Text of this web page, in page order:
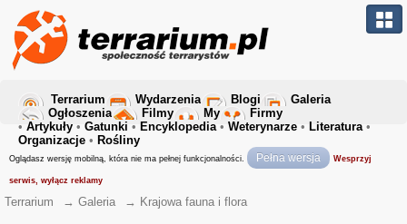
Terrarium Wydarzenia Blogi
Galeria
Ogłoszenia
Filmy My
Firmy
• Artykuły • Gatunki • Encyklopedia• Weterynarze • Literatura•
Organizacje • Rośliny
Oglądasz wersję mobilną, która nie ma pełnej funkcjonalności. Pełna wersja Wesprzyj
serwis, wyłącz reklamy
Terrarium → Galeria → Krajowa fauna i flora